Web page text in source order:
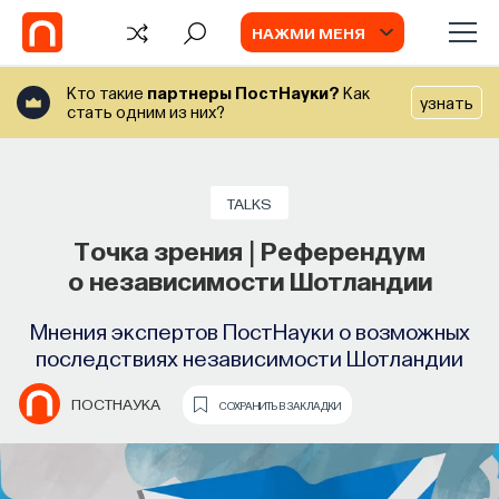
НАЖМИ МЕНЯ
Кто такие партнеры ПостНауки? Как
стать одним из них?
узнать
TALKS
Точка зрения | Референдум
о независимости Шотландии
Мнения экспертов ПостНауки о возможных
последствиях независимости Шотландии
ПОСТНАУКА СОХРАНИТЬ В ЗАКЛАДКИ
Запуск рекрутингового сервиса
Naukka Talents
Основатель ПостНауки Ивар Максутов
свою нишу в глобальных deep tech и биотех
компаниях
ПОСТНАУКА СОХРАНИТЬ В ЗАКЛАДКИ
Гласные русского языка